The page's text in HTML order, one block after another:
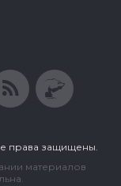
права защищены.
материалов